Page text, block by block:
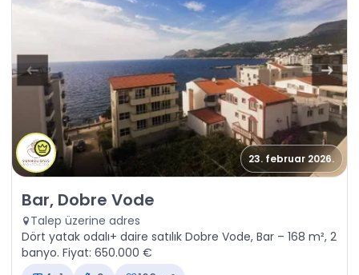
23. februar 2026.
Satılık - Daire Bar, Dobre Vode
Bar, Dobre Vode
Talep üzerine adres
Dört yatak odalı+ daire satılık Dobre Vode, Bar – 168 m², 2
banyo. Fiyat: 650.000 €